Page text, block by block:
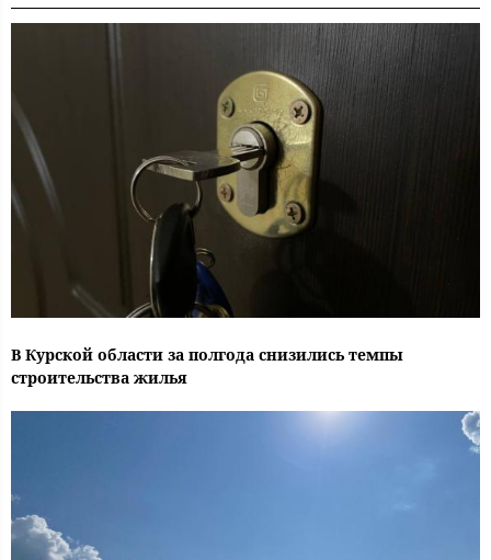
В Курской области за полгода снизились темпы
строительства жилья